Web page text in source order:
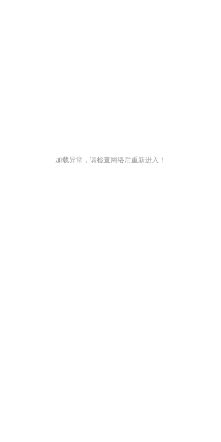
加载异常，请检查网络后重新进入！